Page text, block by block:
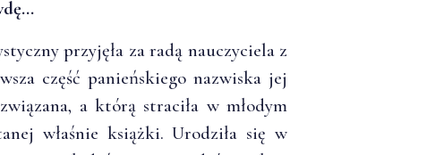
przyjęła za radą nauczyciela z
część panieńskiego nazwiska jej
a którą straciła w młodym
właśnie książki. Urodziła się w